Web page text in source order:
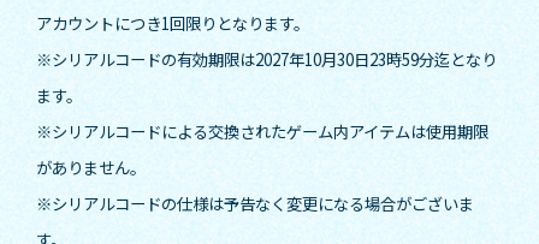
アカウントにつき1回限りとなります。
※シリアルコードの有効期限は2027年10月30日23時59分迄となり
ます。
※シリアルコードによる交換されたゲーム内アイテムは使用期限
がありません。
※シリアルコードの仕様は予告なく変更になる場合がございま